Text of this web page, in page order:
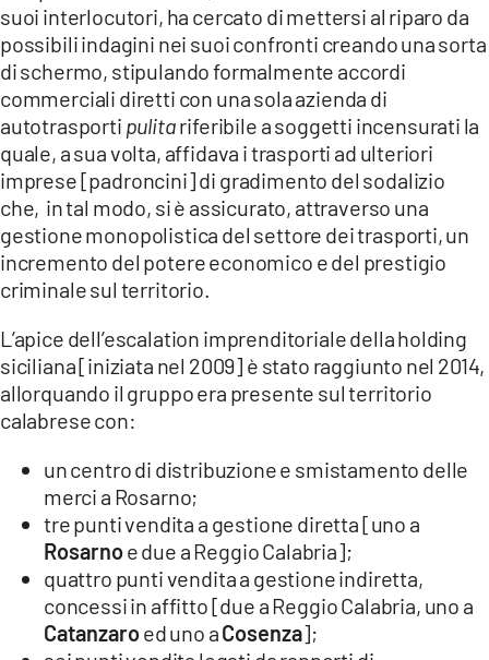
suoi interlocutori, ha cercato di mettersi al riparo da
possibili indagini nei suoi confronti creando una sorta
di schermo, stipulando formalmente accordi
commerciali diretti con una sola azienda di
autotrasporti pulitariferibile a soggetti incensurati la
quale, a sua volta, affidava i trasporti ad ulteriori
imprese [padroncini] di gradimento del sodalizio
che, in tal modo, si è assicurato, attraverso una
gestione monopolistica del settore dei trasporti, un
incremento del potere economico e del prestigio
criminale sul territorio.
L’apice dell’escalation imprenditoriale della holding
siciliana [iniziata nel 2009] è stato raggiunto nel 2014,
allorquando il gruppo era presente sul territorio
calabrese con:
un centro di distribuzione e smistamento delle
merci a Rosarno;
tre punti vendita a gestione diretta [uno a
Rosarnoe due a Reggio Calabria];
quattro punti vendita a gestione indiretta,
concessi in affitto [due a Reggio Calabria, uno a
Catanzaroed uno aCosenza];